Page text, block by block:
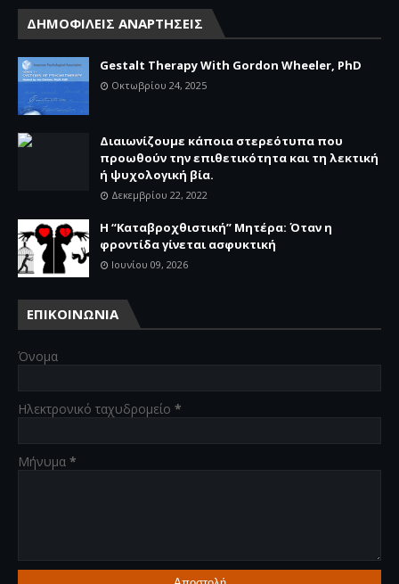
ΔΗΜΟΦΙΛΕΙΣ ΑΝΑΡΤΗΣΕΙΣ
Gestalt Therapy With Gordon Wheeler, PhD
Οκτωβρίου 24, 2025
Διαιωνίζουμε κάποια στερεότυπα που
προωθούν την επιθετικότητα και τη λεκτική
ή ψυχολογική βία.
Δεκεμβρίου 22, 2022
Η “Καταβροχθιστική” Mητέρα: Όταν η
φροντίδα γίνεται ασφυκτική
Ιουνίου 09, 2026
ΕΠΙΚΟΙΝΩΝΙΑ
Όνομα
Ηλεκτρονικό ταχυδρομείο *
Μήνυμα *